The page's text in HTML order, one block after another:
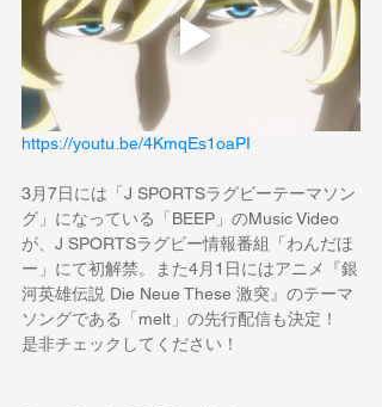
https://youtu.be/4KmqEs1oaPI
3月7日には「J SPORTSラグビーテーマソン
グ」になっている「BEEP」のMusic Video
が、J SPORTSラグビー情報番組「わんだほ
ー」にて初解禁。また4月1日にはアニメ『銀
河英雄伝説 Die Neue These 激突』のテーマ
ソングである「melt」の先行配信も決定！
是非チェックしてください！